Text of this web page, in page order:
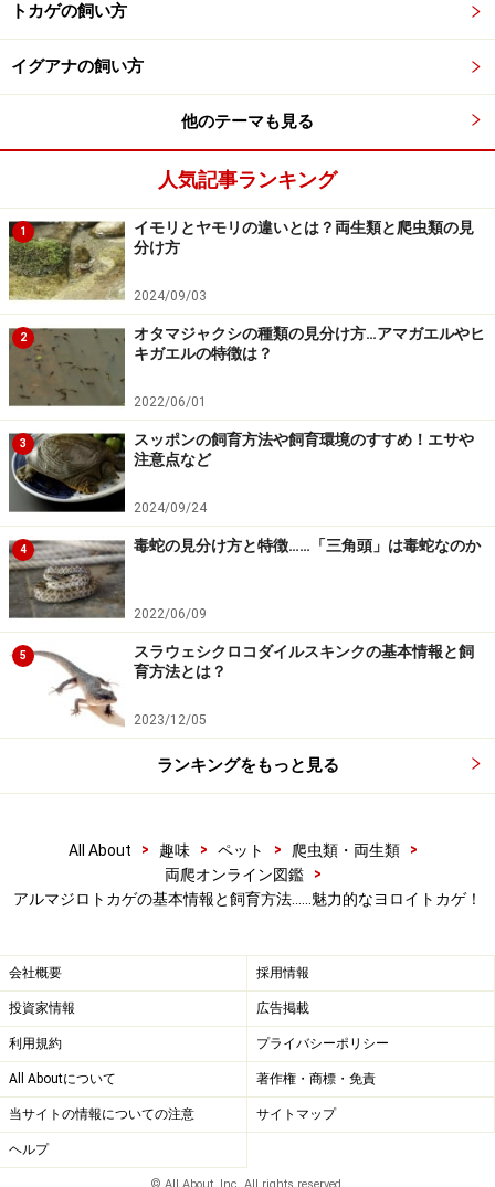
乾燥系トカゲの飼育に準ずる
毎朝霧吹きを行う
他の小型のヨロイトカゲほどは乾燥を好まないよう
なので、乾燥のさせすぎに注意する
※「飼育の基本情報」は「爬虫・両生類ビジュアルガイ
ド トカゲ２（誠文堂新光社）」および海外サイトを参考
にしました。
【関連記事】
カイザリングスキンクヤモリの基本情報と飼育方法
スラウェシクロコダイルスキンクの基本情報と飼育
方法とは
サンドフィッシュの基本的な知識と飼い方！
フェルナンデススキンク！爬虫類・トカゲの基本的
な知識と飼い方
キタアオジタトカゲ！爬虫類・トカゲの基本的な知
識と飼育方法
※記事内容は執筆時点のものです。最新の内容をご確認くださ
い。
※ペットは、種類や体格（体重、サイズ、成長）などにより個体
差があります。記事内容は全ての個体へ一様に当てはまるわけで
はありません。
Amazonで人気のペット用品をチェック！
トカゲの飼い方
イグアナの飼い方
他のテーマも見る
人気記事ランキング
1
イモリとヤモリの違いとは？両生類と爬虫類の見
分け方
2024/09/03
2
オタマジャクシの種類の見分け方…アマガエルやヒ
キガエルの特徴は？
2022/06/01
3
スッポンの飼育方法や飼育環境のすすめ！エサや
注意点など
2024/09/24
4 毒蛇の見分け方と特徴……「三角頭」は毒蛇なのか
2022/06/09
5
スラウェシクロコダイルスキンクの基本情報と飼
育方法とは？
2023/12/05
ランキングをもっと見る
All About > 趣味 > ペット > 爬虫類・両生類
>
両爬オンライン図鑑
>
アルマジロトカゲの基本情報と飼育方法……魅力的なヨロイトカゲ！
会社概要 採用情報
投資家情報 広告掲載
利用規約 プライバシーポリシー
All Aboutについて 著作権・商標・免責
当サイトの情報についての注意 サイトマップ
ヘルプ